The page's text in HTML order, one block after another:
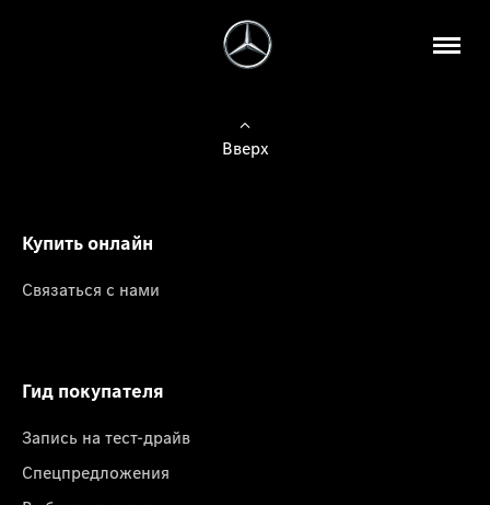
Вверх
Купить онлайн
Связаться с нами
Гид покупателя
Запись на тест-драйв
Спецпредложения